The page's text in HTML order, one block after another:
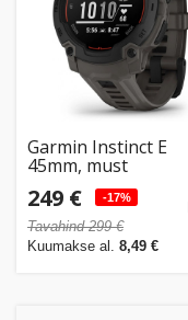
Garmin Instinct E
45mm, must
249 € -17%
Tavahind 299 €
Kuumakse al. 8,49 €